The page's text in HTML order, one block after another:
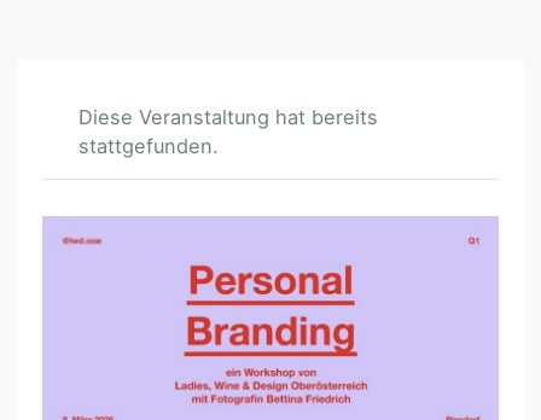
Diese Veranstaltung hat bereits
stattgefunden.